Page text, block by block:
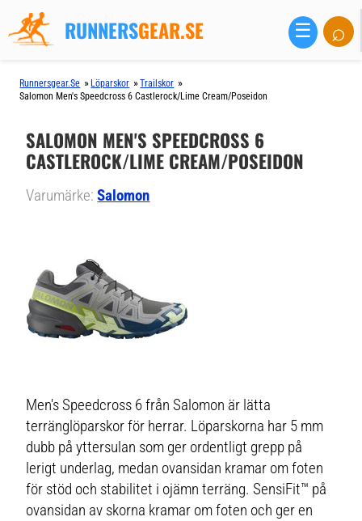
RUNNERSGEAR.SE ☰ ⌕
Runnersgear.se » Löparskor »Trailskor »
Salomon Men's Speedcross 6 Castlerock/lime Cream/poseidon
SALOMON MEN'S SPEEDCROSS 6
CASTLEROCK/LIME CREAM/POSEIDON
Varumärke:Salomon
Men's Speedcross 6 från Salomon är lätta
terränglöparskor för herrar. Löparskorna har 5 mm
dubb på yttersulan som ger ordentligt grepp på
lerigt underlag, medan ovansidan kramar om foten
för stöd och stabilitet i ojämn terräng. SensiFit™ på
ovansidan av skorna kramar om foten och ger en